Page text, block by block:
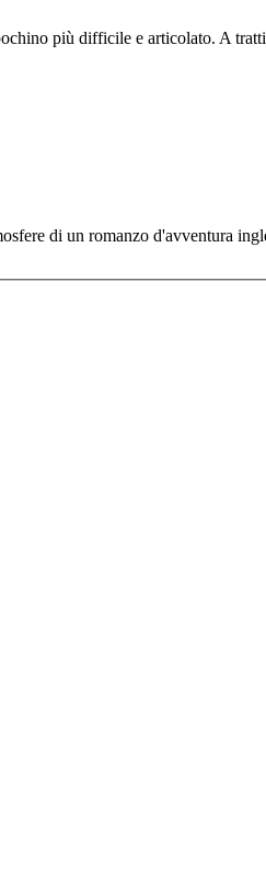
più difficile e articolato. A
di un romanzo d'avventura